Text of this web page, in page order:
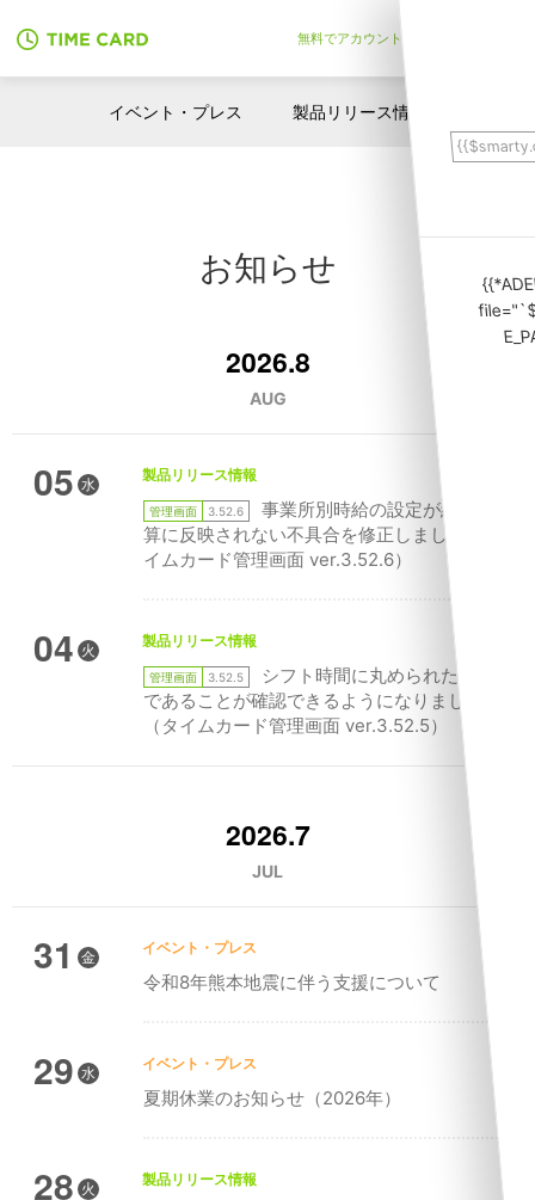
無料でアカウント作成
イベント・プレス 製品リリース情報
お知らせ
2026.8
AUG
05 水
製品リリース情報
管理画面 3.52.6
事業所別時給の設定が給与計
算に反映されない不具合を修正しました（タ
イムカード管理画面 ver.3.52.6）
04 火
製品リリース情報
管理画面 3.52.5
シフト時間に丸められた実績
であることが確認できるようになりました
（タイムカード管理画面 ver.3.52.5）
2026.7
JUL
31 金
イベント・プレス
令和8年熊本地震に伴う支援について
29 水
イベント・プレス
夏期休業のお知らせ（2026年）
28 火
製品リリース情報